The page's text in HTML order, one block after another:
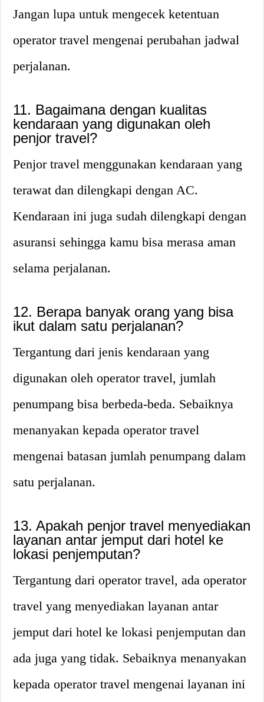
Jangan lupa untuk mengecek ketentuan
operator travel mengenai perubahan jadwal
perjalanan.
11. Bagaimana dengan kualitas
kendaraan yang digunakan oleh
penjor travel?
Penjor travel menggunakan kendaraan yang
terawat dan dilengkapi dengan AC.
Kendaraan ini juga sudah dilengkapi dengan
asuransi sehingga kamu bisa merasa aman
selama perjalanan.
12. Berapa banyak orang yang bisa
ikut dalam satu perjalanan?
Tergantung dari jenis kendaraan yang
digunakan oleh operator travel, jumlah
penumpang bisa berbeda-beda. Sebaiknya
menanyakan kepada operator travel
mengenai batasan jumlah penumpang dalam
satu perjalanan.
13. Apakah penjor travel menyediakan
layanan antar jemput dari hotel ke
lokasi penjemputan?
Tergantung dari operator travel, ada operator
travel yang menyediakan layanan antar
jemput dari hotel ke lokasi penjemputan dan
ada juga yang tidak. Sebaiknya menanyakan
kepada operator travel mengenai layanan ini